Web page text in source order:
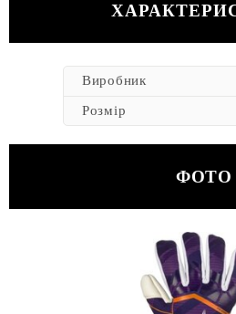
Виробник
Розмір
ФОТО